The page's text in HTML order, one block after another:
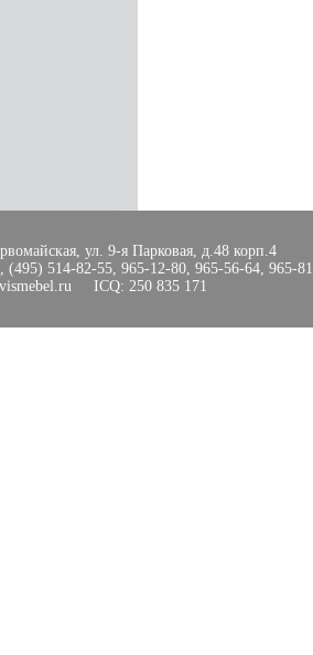
ул. 9-я Парковая, д.48 корп.4
(495) 514-82-55, 965-12-80, 965-56-64, 965-
ICQ: 250 835 171